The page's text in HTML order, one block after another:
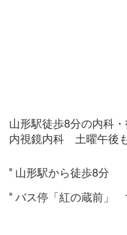
山形駅徒歩8分の内科
内視鏡内科 土曜午後
山形駅から徒歩8分
バス停「紅の蔵前」